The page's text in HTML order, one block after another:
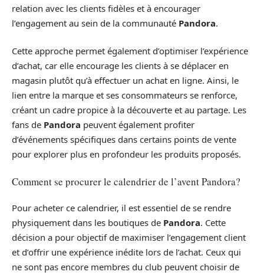
relation avec les clients fidèles et à encourager
l’engagement au sein de la communauté Pandora.
Cette approche permet également d’optimiser l’expérience
d’achat, car elle encourage les clients à se déplacer en
magasin plutôt qu’à effectuer un achat en ligne. Ainsi, le
lien entre la marque et ses consommateurs se renforce,
créant un cadre propice à la découverte et au partage. Les
fans de Pandora peuvent également profiter
d’événements spécifiques dans certains points de vente
pour explorer plus en profondeur les produits proposés.
Comment se procurer le calendrier de l’avent Pandora?
Pour acheter ce calendrier, il est essentiel de se rendre
physiquement dans les boutiques de Pandora. Cette
décision a pour objectif de maximiser l’engagement client
et d’offrir une expérience inédite lors de l’achat. Ceux qui
ne sont pas encore membres du club peuvent choisir de